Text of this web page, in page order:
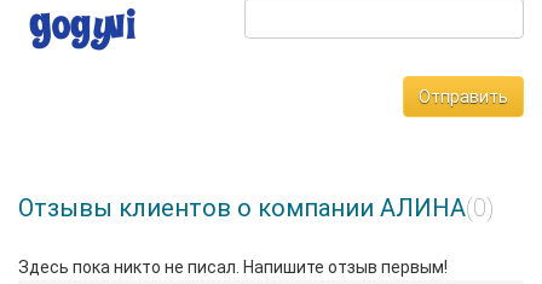
Отправить
Отзывы клиентов о компании АЛИНА(0)
Здесь пока никто не писал. Напишите отзыв первым!